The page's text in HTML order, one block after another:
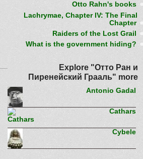
Otto Rahn's books
Lachrymae, Chapter IV: The Final
Chapter
Raiders of the Lost Grail
What is the government hiding?
Explore "Отто Ран и
Пиренейский Грааль" more
Antonio Gadal
Cathars
Cybele